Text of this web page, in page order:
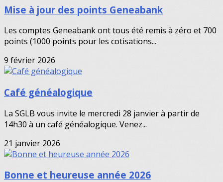
Mise à jour des points Geneabank
Les comptes Geneabank ont tous été remis à zéro et 700
points (1000 points pour les cotisations...
9 février 2026
Café généalogique
La SGLB vous invite le mercredi 28 janvier à partir de
14h30 à un café généalogique. Venez...
21 janvier 2026
Bonne et heureuse année 2026